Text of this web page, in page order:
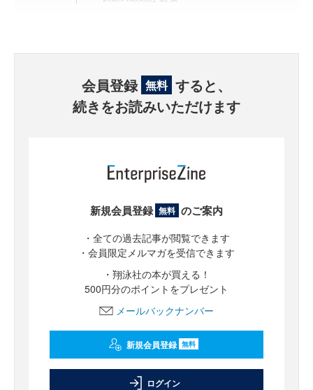
会員登録 無料 すると、
続きをお読みいただけます
新規会員登録 無料 のご案内
・全ての過去記事が閲覧できます
・会員限定メルマガを受信できます
・翔泳社の本が買える！
500円分のポイントをプレゼント
メールバックナンバー
新規会員登録 無料
ログイン